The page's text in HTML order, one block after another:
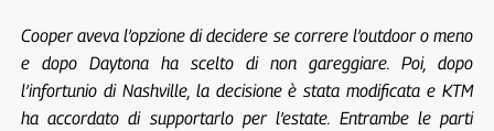
Cooper aveva l’opzione di decidere se correre l’outdoor o meno
e dopo Daytona ha scelto di non gareggiare. Poi, dopo
l’infortunio di Nashville, la decisione è stata modificata e KTM
ha accordato di supportarlo per l’estate. Entrambe le parti